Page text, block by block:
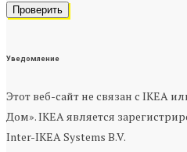
Уведомление
Этот веб-сайт не связан с IKEA
Дом». IKEA является
Inter-IKEA Systems B.V.